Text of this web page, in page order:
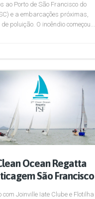
ao Porto de São Francisco do
e a embarcações próximas,
poluição. O incêndio começou...
Ocean Regatta
São Francisco
com Joinville Iate Clube e Flotilha